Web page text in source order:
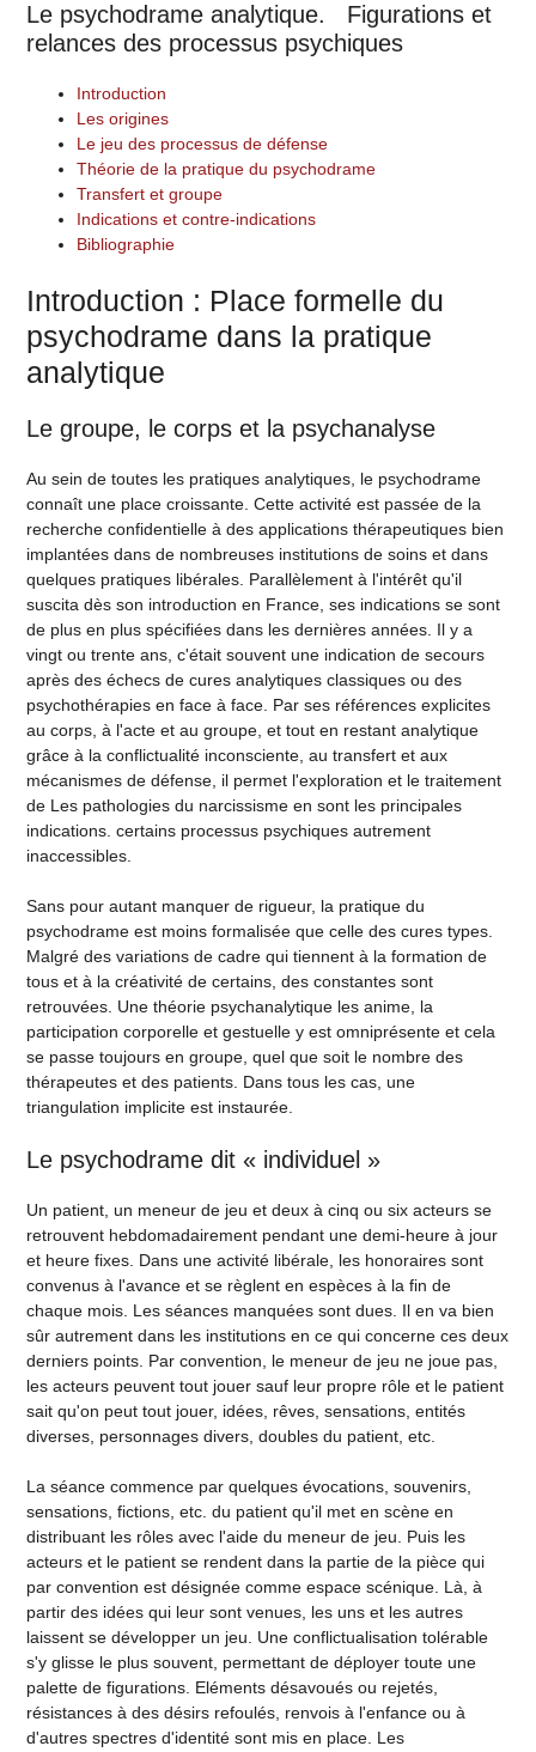
Le psychodrame analytique. Figurations et
relances des processus psychiques
Introduction
Les origines
Le jeu des processus de défense
Théorie de la pratique du psychodrame
Transfert et groupe
Indications et contre-indications
Bibliographie
Introduction : Place formelle du
psychodrame dans la pratique
analytique
Le groupe, le corps et la psychanalyse
Au sein de toutes les pratiques analytiques, le psychodrame
connaît une place croissante. Cette activité est passée de la
recherche confidentielle à des applications thérapeutiques bien
implantées dans de nombreuses institutions de soins et dans
quelques pratiques libérales. Parallèlement à l'intérêt qu'il
suscita dès son introduction en France, ses indications se sont
de plus en plus spécifiées dans les dernières années. Il y a
vingt ou trente ans, c'était souvent une indication de secours
après des échecs de cures analytiques classiques ou des
psychothérapies en face à face. Par ses références explicites
au corps, à l'acte et au groupe, et tout en restant analytique
grâce à la conflictualité inconsciente, au transfert et aux
mécanismes de défense, il permet l'exploration et le traitement
de Les pathologies du narcissisme en sont les principales
indications. certains processus psychiques autrement
inaccessibles.
Sans pour autant manquer de rigueur, la pratique du
psychodrame est moins formalisée que celle des cures types.
Malgré des variations de cadre qui tiennent à la formation de
tous et à la créativité de certains, des constantes sont
retrouvées. Une théorie psychanalytique les anime, la
participation corporelle et gestuelle y est omniprésente et cela
se passe toujours en groupe, quel que soit le nombre des
thérapeutes et des patients. Dans tous les cas, une
triangulation implicite est instaurée.
Le psychodrame dit « individuel »
Un patient, un meneur de jeu et deux à cinq ou six acteurs se
retrouvent hebdomadairement pendant une demi-heure à jour
et heure fixes. Dans une activité libérale, les honoraires sont
convenus à l'avance et se règlent en espèces à la fin de
chaque mois. Les séances manquées sont dues. Il en va bien
sûr autrement dans les institutions en ce qui concerne ces deux
derniers points. Par convention, le meneur de jeu ne joue pas,
les acteurs peuvent tout jouer sauf leur propre rôle et le patient
sait qu'on peut tout jouer, idées, rêves, sensations, entités
diverses, personnages divers, doubles du patient, etc.
La séance commence par quelques évocations, souvenirs,
sensations, fictions, etc. du patient qu'il met en scène en
distribuant les rôles avec l'aide du meneur de jeu. Puis les
acteurs et le patient se rendent dans la partie de la pièce qui
par convention est désignée comme espace scénique. Là, à
partir des idées qui leur sont venues, les uns et les autres
laissent se développer un jeu. Une conflictualisation tolérable
s'y glisse le plus souvent, permettant de déployer toute une
palette de figurations. Eléments désavoués ou rejetés,
résistances à des désirs refoulés, renvois à l'enfance ou à
d'autres spectres d'identité sont mis en place. Les